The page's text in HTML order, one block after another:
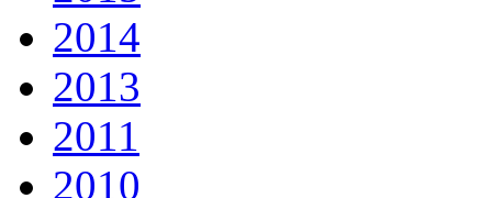
2014
2013
2011
2010